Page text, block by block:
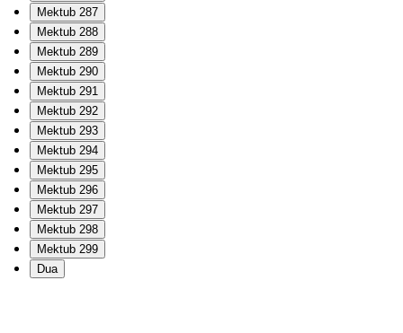
Mektub 287
Mektub 288
Mektub 289
Mektub 290
Mektub 291
Mektub 292
Mektub 293
Mektub 294
Mektub 295
Mektub 296
Mektub 297
Mektub 298
Mektub 299
Dua